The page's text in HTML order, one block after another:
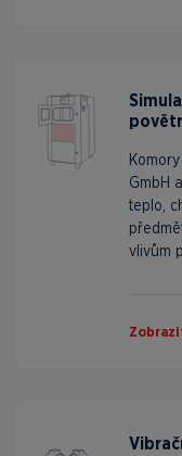
GmbH
teplo,
vlivům